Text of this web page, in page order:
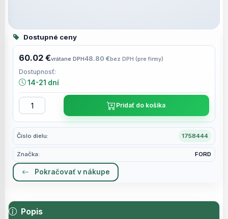
Číslo dielu: 1758444
Značka: FORD
Dostupné ceny
60.02 €vrátane DPH48.80 €bez DPH (pre firmy)
Dostupnosť:
14-21 dní
Pridať do košíka
Pokračovať v nákupe
Popis